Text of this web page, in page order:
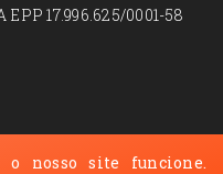
17.996.625/0001-58
nosso site funcione.